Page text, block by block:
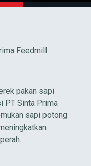
Feedmill
pakan sapi
PT Sinta Prima
sapi potong